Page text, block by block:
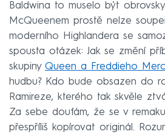
Baldwina to muselo být
McQueenem prostě nelze
moderního Highlandera se
spousta otázek: Jak se změní
skupiny Queen a Freddieho
hudbu? Kdo bude obsazen do
Ramireze, kterého tak skvěle
Za sebe doufám, že se v
přespříliš kopírovat originál.